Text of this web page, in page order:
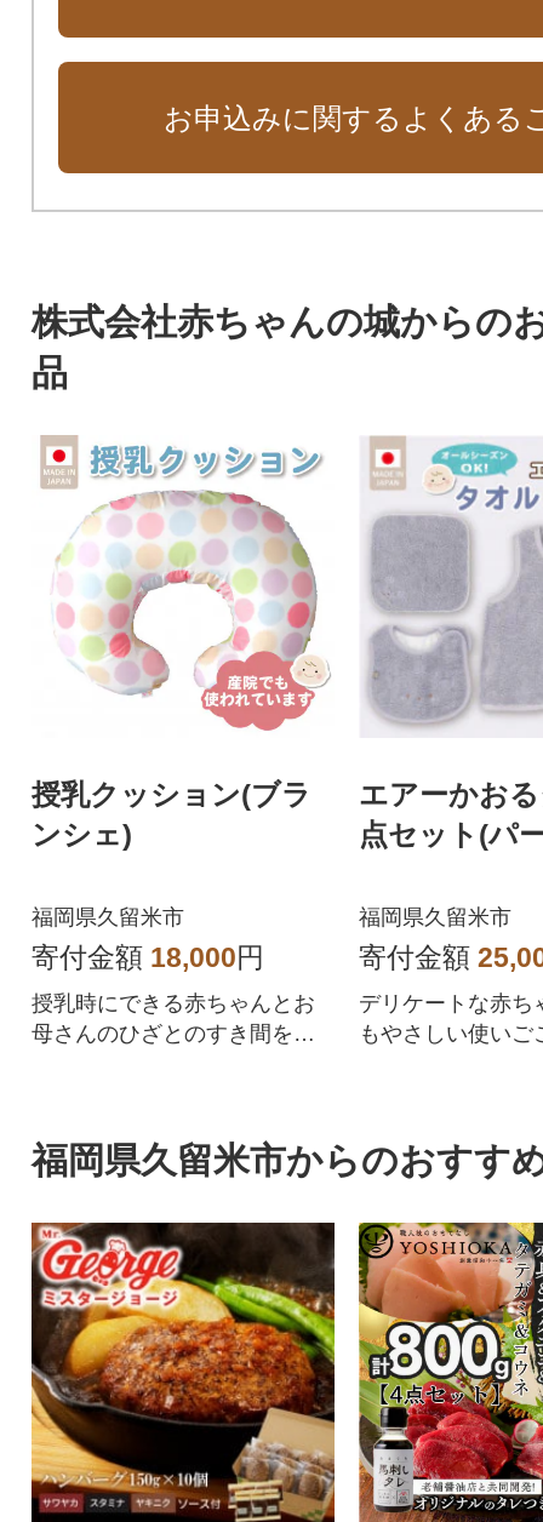
お申込みに関するよくある
株式会社赤ちゃんの城からの
品
授乳クッション(ブラ
ンシェ)
福岡県久留米市
寄付金額 18,000円
授乳時にできる赤ちゃんとお
母さんのひざとのすき間を埋
エアーかお
点セット(パ
福岡県久留米市
寄付金額
デリケートな赤ち
もやさしい使いご
福岡県久留米市からのおすす